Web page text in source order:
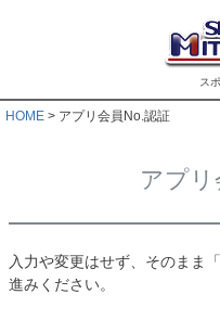
ス
HOME アプリ会員No.認証
アプリ
入力や変更はせず、そのまま
進みください。